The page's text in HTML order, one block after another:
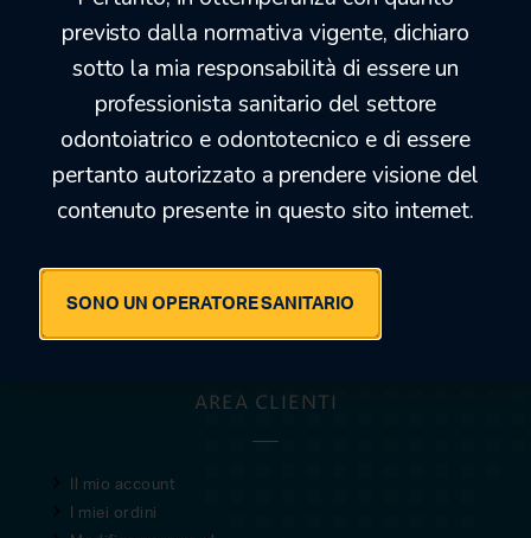
OFFERTEDENTALI.COM
AREA CLIENTI
Il mio account
I miei ordini
previsto dalla normativa vigente, dichiaro
sotto la mia responsabilità di essere un
professionista sanitario del settore
odontoiatrico e odontotecnico e di essere
pertanto autorizzato a prendere visione del
contenuto presente in questo sito internet.
SONO UN OPERATORE SANITARIO